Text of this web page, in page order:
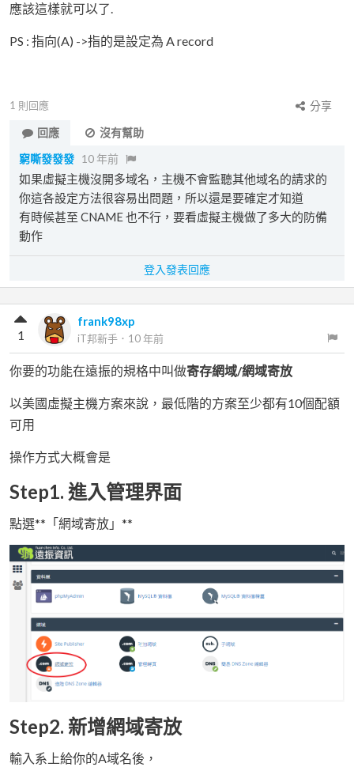
應該這樣就可以了.
PS : 指向(A) ->指的是設定為 A record
1 則回應
分享
回應
沒有幫助
窮嘶發發發 10 年前
如果虛擬主機沒開多域名，主機不會監聽其他域名的請求的
你這各設定方法很容易出問題，所以還是要確定才知道
有時候甚至 CNAME 也不行，要看虛擬主機做了多大的防備
動作
登入發表回應
frank98xp
iT邦新手 ． 10 年前
1
你要的功能在遠振的規格中叫做寄存網域/網域寄放
以美國虛擬主機方案來說，最低階的方案至少都有10個配額
可用
操作方式大概會是
Step1. 進入管理界面
點選**「網域寄放」**
Step2. 新增網域寄放
輸入系上給你的A域名後，